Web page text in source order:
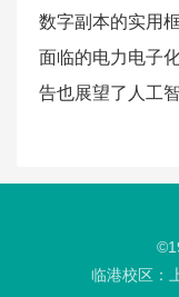
数字副本的实用
面临的电力电子
告也展望了人工
临港校区：